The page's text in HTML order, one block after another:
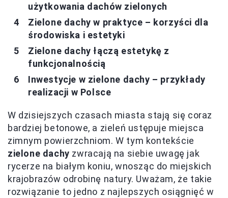
użytkowania dachów zielonych
Zielone dachy w praktyce – korzyści dla
środowiska i estetyki
Zielone dachy łączą estetykę z
funkcjonalnością
Inwestycje w zielone dachy – przykłady
realizacji w Polsce
W dzisiejszych czasach miasta stają się coraz
bardziej betonowe, a zieleń ustępuje miejsca
zimnym powierzchniom. W tym kontekście
zielone dachy zwracają na siebie uwagę jak
rycerze na białym koniu, wnosząc do miejskich
krajobrazów odrobinę natury. Uważam, że takie
rozwiązanie to jedno z najlepszych osiągnięć w